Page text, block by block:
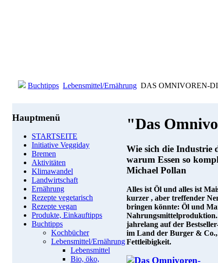
Buchtipps Lebensmittel/Ernährung DAS OMNIVOREN-
Hauptmenü
STARTSEITE
Initiative Veggiday
Bremen
Aktivitäten
Klimawandel
Landwirtschaft
Ernährung
Rezepte vegetarisch
Rezepte vegan
Produkte, Einkauftipps
Buchtipps
Kochbücher
Lebensmittel/Ernährung
Lebensmittel
Bio, öko,
"Das
Wie sich die Industrie
warum Essen so
Michael Pollan
Alles ist Öl und alles ist
kurzer , aber treffender
bringen könnte: Öl und
jahrelang auf der
im Land der Burger & Co.,
Fettleibigkeit.